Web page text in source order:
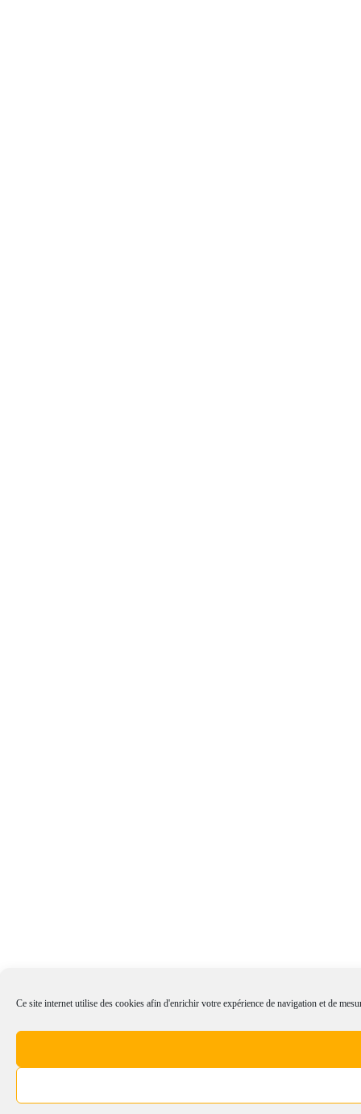
Ce site internet utilise des cookies afin d'enrichir votre expérience de navigation et de